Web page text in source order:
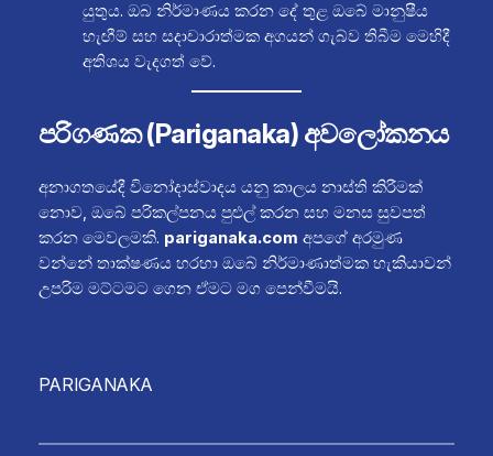
යුතුය. ඔබ නිර්මාණය කරන දේ තුළ ඔබේ මානුෂීය
හැඟීම් සහ සදාචාරාත්මක අගයන් ගැබ්ව තිබීම මෙහිදී
අතිශය වැදගත් වේ.
පරිගණක (Pariganaka) අවලෝකනය
අනාගතයේදී විනෝදාස්වාදය යනු කාලය නාස්ති කිරීමක්
නොව, ඔබේ පරිකල්පනය පුළුල් කරන සහ මනස සුවපත්
කරන මෙවලමකි. pariganaka.com අපගේ අරමුණ
වන්නේ තාක්ෂණය හරහා ඔබේ නිර්මාණාත්මක හැකියාවන්
උපරිම මට්ටමට ගෙන ඒමට මග පෙන්වීමයි.
PARIGANAKA